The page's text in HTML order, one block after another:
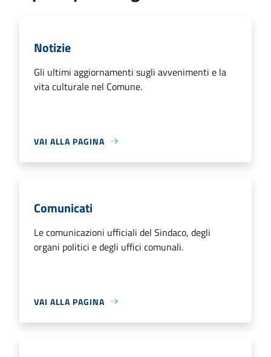
Notizie
Gli ultimi aggiornamenti sugli avvenimenti e la
vita culturale nel Comune.
VAI ALLA PAGINA
Comunicati
Le comunicazioni ufficiali del Sindaco, degli
organi politici e degli uffici comunali.
VAI ALLA PAGINA